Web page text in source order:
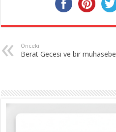
Önceki
Berat Gecesi ve bir muhasebe